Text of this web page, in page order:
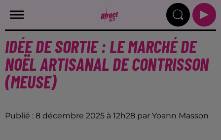
IDÉE DE SORTIE : LE MARCHÉ DE
NOËL ARTISANAL DE CONTRISSON
(MEUSE)
Publié : 8 décembre 2025 à 12h28 par Yoann Masson